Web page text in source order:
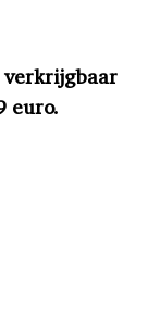
verkrijgbaar
euro.